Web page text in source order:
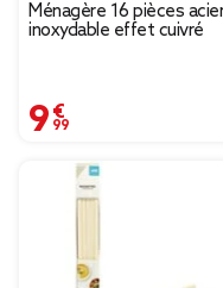
Ménagère 16 pièces acier
inoxydable effet cuivré
9,99 €